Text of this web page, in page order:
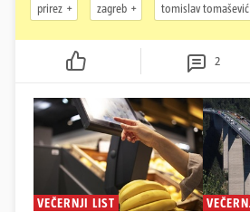
prirez zagreb tomislav tomašević
2